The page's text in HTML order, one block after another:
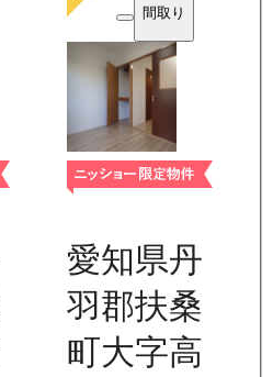
間取り
愛知県丹
羽郡扶桑
町大字高